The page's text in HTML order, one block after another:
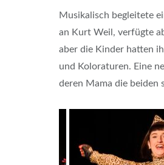
Musikalisch begleitete
an Kurt Weil, verfügte
aber die Kinder hatten
und Koloraturen. Eine
deren Mama die beiden